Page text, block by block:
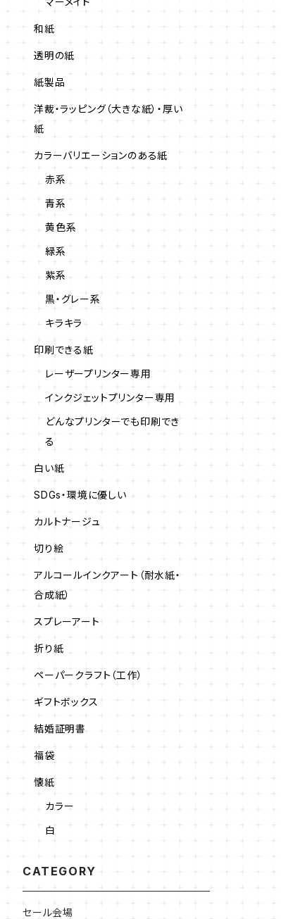
和紙
透明の紙
紙製品
洋裁・ラッピング（大きな紙）・厚い
紙
カラーバリエーションのある紙
赤系
青系
黄色系
緑系
紫系
黒・グレー系
キラキラ
印刷できる紙
レーザープリンター専用
インクジェットプリンター専用
どんなプリンターでも印刷でき
る
白い紙
SDGs・環境に優しい
カルトナージュ
切り絵
アルコールインクアート（耐水紙・
合成紙）
スプレーアート
折り紙
ペーパークラフト（工作）
ギフトボックス
結婚証明書
福袋
懐紙
カラー
白
CATEGORY
セール会場